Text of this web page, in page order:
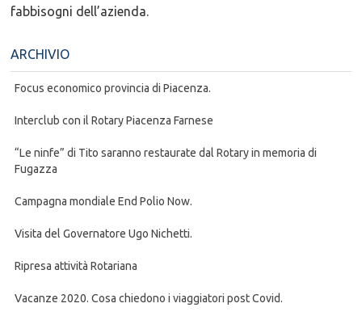
fabbisogni dell’azienda.
ARCHIVIO
Focus economico provincia di Piacenza.
Interclub con il Rotary Piacenza Farnese
“Le ninfe” di Tito saranno restaurate dal Rotary in memoria di
Fugazza
Campagna mondiale End Polio Now.
Visita del Governatore Ugo Nichetti.
Ripresa attività Rotariana
Vacanze 2020. Cosa chiedono i viaggiatori post Covid.